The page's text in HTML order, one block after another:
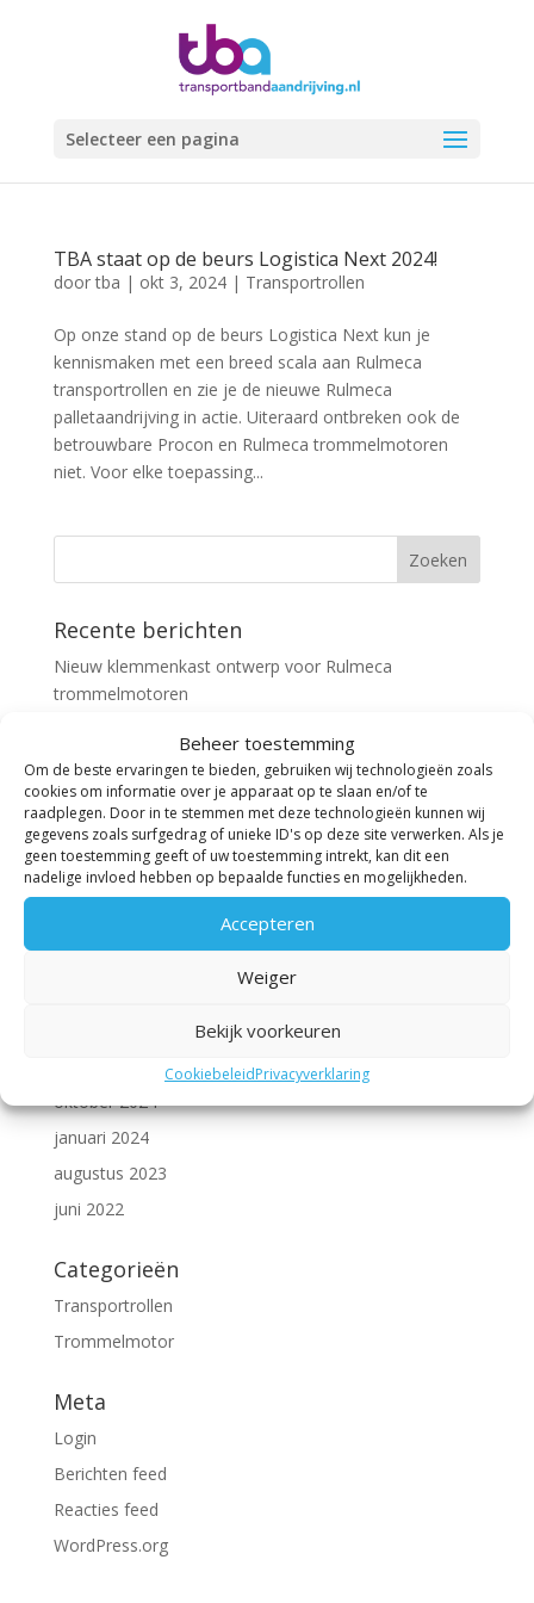
Beheer toestemming
Om de beste ervaringen te bieden, gebruiken wij technologieën zoals
cookies om informatie over je apparaat op te slaan en/of te
raadplegen. Door in te stemmen met deze technologieën kunnen wij
gegevens zoals surfgedrag of unieke ID's op deze site verwerken. Als je
geen toestemming geeft of uw toestemming intrekt, kan dit een
nadelige invloed hebben op bepaalde functies en mogelijkheden.
Accepteren
Weiger
Bekijk voorkeuren
CookiebeleidPrivacyverklaring
Selecteer een pagina
TBA staat op de beurs Logistica Next 2024!
doortba | okt 3, 2024| Transportrollen
Op onze stand op de beurs Logistica Next kun je
kennismaken met een breed scala aan Rulmeca
transportrollen en zie je de nieuwe Rulmeca
palletaandrijving in actie. Uiteraard ontbreken ook de
betrouwbare Procon en Rulmeca trommelmotoren
niet. Voor elke toepassing...
Recente berichten
Nieuw klemmenkast ontwerp voor Rulmeca
trommelmotoren
trommelmotoren
TBA staat op de beurs Logistica Next 2024!
De voor- en nadelen van olie in een trommelmotor
Nieuwe regels IE classificering elektromotoren
Recente reacties
augustus 2025
oktober 2024
januari 2024
augustus 2023
juni 2022
Categorieën
Transportrollen
Trommelmotor
Meta
Login
Berichten feed
Reacties feed
WordPress.org